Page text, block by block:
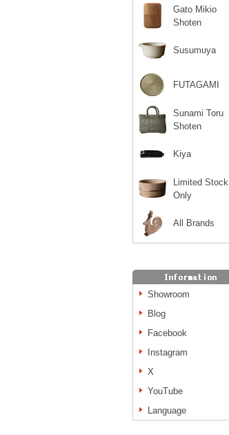
Gato Mikio
Shoten
Susumuya
FUTAGAMI
Sunami Toru
Shoten
Kiya
Limited Stock
Only
All Brands
Showroom
Blog
Facebook
Instagram
X
YouTube
Language